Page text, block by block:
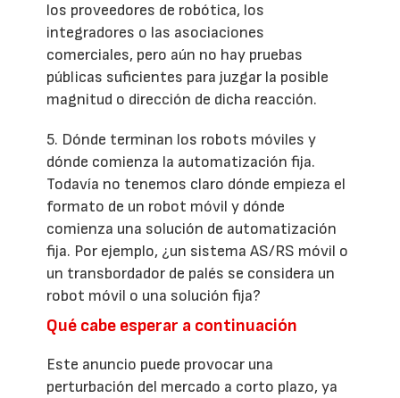
los proveedores de robótica, los
integradores o las asociaciones
comerciales, pero aún no hay pruebas
públicas suficientes para juzgar la posible
magnitud o dirección de dicha reacción.
5. Dónde terminan los robots móviles y
dónde comienza la automatización fija.
Todavía no tenemos claro dónde empieza el
formato de un robot móvil y dónde
comienza una solución de automatización
fija. Por ejemplo, ¿un sistema AS/RS móvil o
un transbordador de palés se considera un
robot móvil o una solución fija?
Qué cabe esperar a continuación
Este anuncio puede provocar una
perturbación del mercado a corto plazo, ya